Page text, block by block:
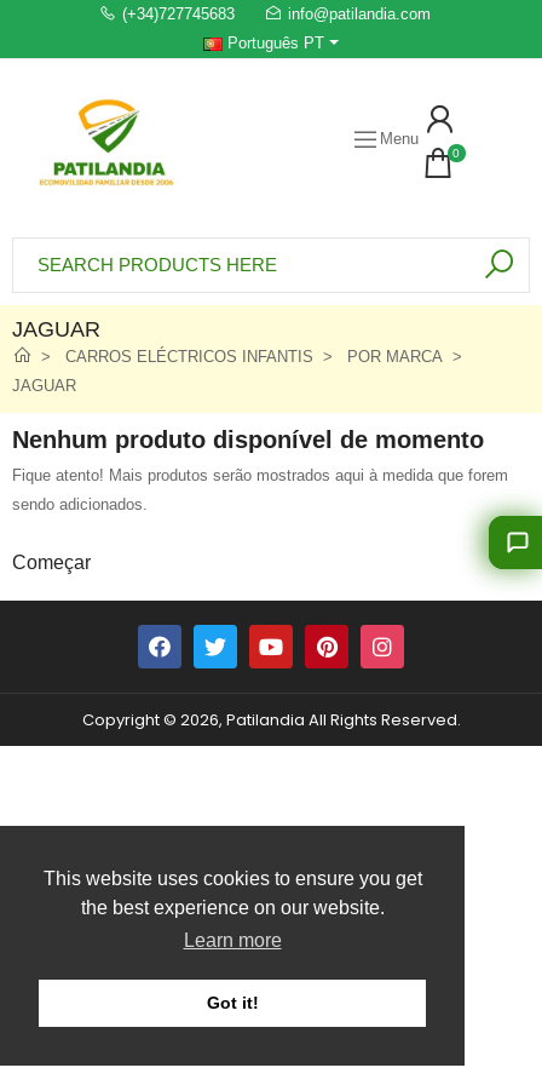
This website uses cookies to ensure you get
the best experience on our website.
Learn more
Got it!
(+34)727745683
info@patilandia.com
Português PT
Menu
0
JAGUAR
CARROS ELÉCTRICOS INFANTIS
POR MARCA
JAGUAR
Começar
Nenhum produto disponível de momento
Fique atento! Mais produtos serão mostrados aqui à medida que forem
sendo adicionados.
Copyright © 2026, Patilandia All Rights Reserved.